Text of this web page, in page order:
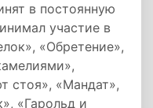
в постоянную
участие в
«Обретение»,
стоя», «Мандат»,
«Гарольд и